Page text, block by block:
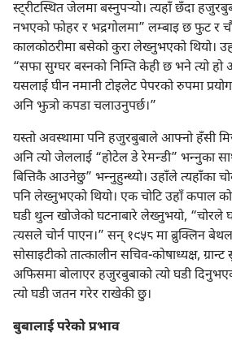
स्ट्रीटस्थित जेलमा बस्नुपऱ्‍यो। त्यहाँ छँदा
नभएको फोहर र भद्रगोलमा” लम्बाइ छ फुट र
कालकोठरीमा बसेको कुरा लेख्नुभएको थियो।
“सफा सुग्घर बस्नको निम्ति केही छ भने त्यो
यसलाई घीन नमानी टोइलेट पेपरको रुपमा
अनि झुत्रो कपडा चलाउनुपर्छ।”
यस्तो अवस्थामा पनि हजुरबुबाले आफ्नो हँसी
अनि त्यो जेललाई “होटेल डे रेमन्डी” भन्‍नुका
बित्तिकै आउनेछु” भन्‍नुहुन्थ्यो। उहाँले त्यहाँका
पनि लेख्नुभएको थियो। एक चोटि उहाँ कपाल
घडी थुत्न खोजेको घटनाबारे लेख्नुभयो, “चोरले
त्यसले चोर्न पाएन।” सन्‌ १९५८ मा ब्रुक्लिन
सोसाइटीको तात्कालीन सचिव-कोषाध्यक्ष,
अफिसमा बोलाएर हजुरबुबाको त्यो घडी
त्यो घडी जतन गरेर राखेकी छु।
बुबालाई परेको प्रभाव